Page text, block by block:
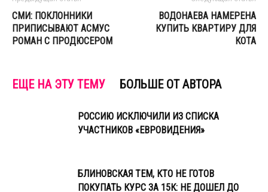
СМИ: ПОКЛОННИКИ
ПРИПИСЫВАЮТ АСМУС
РОМАН С ПРОДЮСЕРОМ
ВОДОНАЕВА НАМЕРЕНА
КУПИТЬ КВАРТИРУ ДЛЯ
КОТА
ЕЩЕ НА ЭТУ ТЕМУ БОЛЬШЕ ОТ АВТОРА
РОССИЮ ИСКЛЮЧИЛИ ИЗ СПИСКА
УЧАСТНИКОВ «ЕВРОВИДЕНИЯ»
БЛИНОВСКАЯ ТЕМ, КТО НЕ ГОТОВ
ПОКУПАТЬ КУРС ЗА 15К: НЕ ДОШЕЛ ДО